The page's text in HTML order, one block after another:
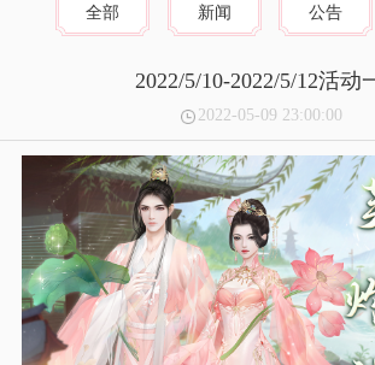
全部 新闻 公告
2022/5/10-2022/5/12活动
2022-05-09 23:00:00